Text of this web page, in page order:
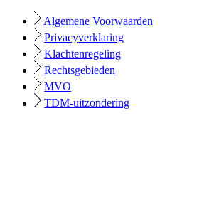
Algemene Voorwaarden
Privacyverklaring
Klachtenregeling
Rechtsgebieden
MVO
TDM-uitzondering